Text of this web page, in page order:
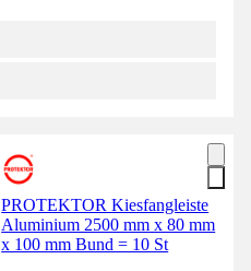
PROTEKTOR Kiesfangleiste
Aluminium 2500 mm x 80 mm
x 100 mm Bund = 10 St